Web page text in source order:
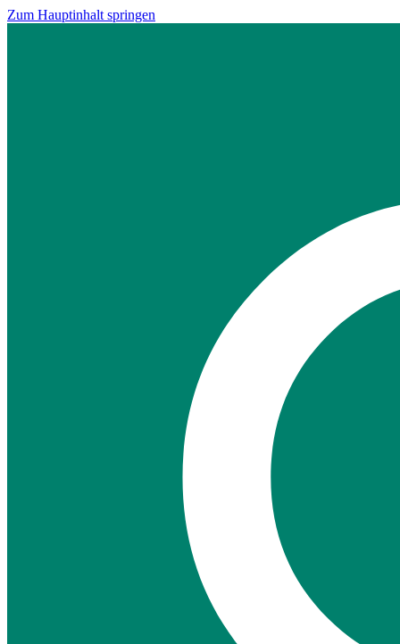
Zum Hauptinhalt springen